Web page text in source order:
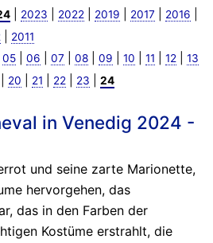
| 2023 2022 2019 2017 2016
2011
05| 06 07 08| 09 10 11 12 13
20 21 22 23 24
in Venedig 2024 -
und seine zarte Marionette,
hervorgehen, das
das in den Farben der
Kostüme erstrahlt, die